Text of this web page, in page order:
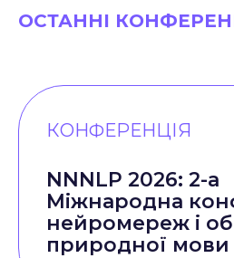
ОСТАННІ
КОНФЕРЕНЦІЯ
NNNLP 2026: 2-а
Міжнародна
нейромереж і
природної мови